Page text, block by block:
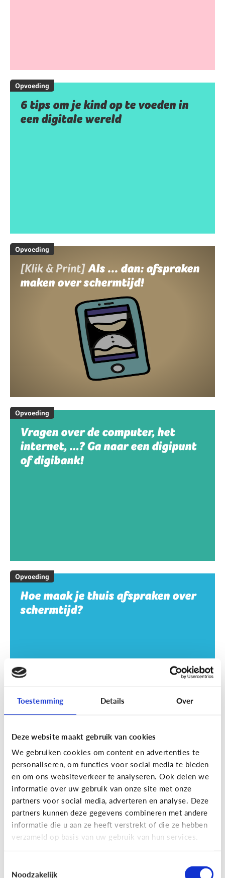
Toestemming Details Over
Deze website maakt gebruik van cookies
We gebruiken cookies om content en advertenties te
personaliseren, om functies voor social media te bieden
en om ons websiteverkeer te analyseren. Ook delen we
informatie over uw gebruik van onze site met onze
partners voor social media, adverteren en analyse. Deze
partners kunnen deze gegevens combineren met andere
informatie die u aan ze heeft verstrekt of die ze hebben
verzameld op basis van uw gebruik van hun services.
Noodzakelijk
Opvoeding
6 tips om je kind op te voeden in
een digitale wereld
Opvoeding
[Klik & Print]Als ... dan: afspraken
maken over schermtijd!
Opvoeding
Vragen over de computer, het
internet, …? Ga naar een digipunt
of digibank!
Opvoeding
Hoe maak je thuis afspraken over
schermtijd?
Opvoeding
Vanaf welke leeftijd mag mijn kind
naar een scherm kijken?